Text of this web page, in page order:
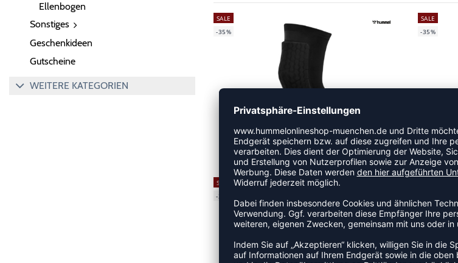
Ellenbogen
Sonstiges
Geschenkideen
Gutscheine
WEITERE KATEGORIEN
SALE
-35%
PROTECTION KNEE SHORT SLEEVE
UVP 24,95 € |16,22€
SALE
-35%
SALE
-39%